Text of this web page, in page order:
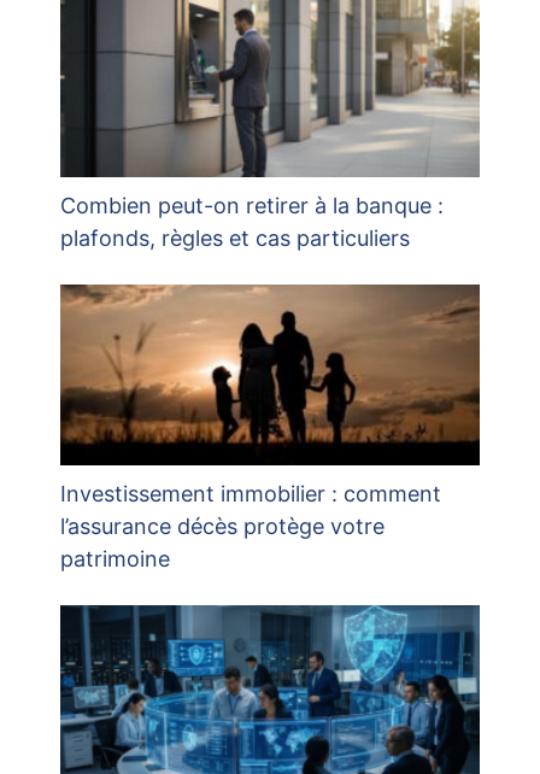
Combien peut-on retirer à la banque :
plafonds, règles et cas particuliers
Investissement immobilier : comment
l’assurance décès protège votre
patrimoine